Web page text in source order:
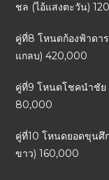
ชล (ไอ้แสงตะวัน)
คู่ที่8 โหนดก้องฟ้าดา
แกลบ) 420,000
คู่ที่9 โหนดโชคนำชัย
80,000
คู่ที่10 โหนดยอดขุนศึก
ขาว) 160,000